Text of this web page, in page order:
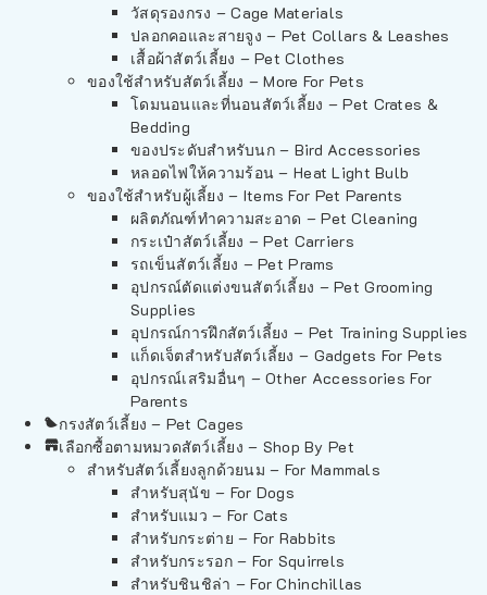
วัสดุรองกรง – Cage Materials
ปลอกคอและสายจูง – Pet Collars & Leashes
เสื้อผ้าสัตว์เลี้ยง – Pet Clothes
ของใช้สำหรับสัตว์เลี้ยง – More For Pets
โดมนอนและที่นอนสัตว์เลี้ยง – Pet Crates &
Bedding
ของประดับสำหรับนก – Bird Accessories
หลอดไฟให้ความร้อน – Heat Light Bulb
ของใช้สำหรับผู้เลี้ยง – Items For Pet Parents
ผลิตภัณฑ์ทำความสะอาด – Pet Cleaning
กระเป๋าสัตว์เลี้ยง – Pet Carriers
รถเข็นสัตว์เลี้ยง – Pet Prams
อุปกรณ์ตัดแต่งขนสัตว์เลี้ยง – Pet Grooming
Supplies
อุปกรณ์การฝึกสัตว์เลี้ยง – Pet Training Supplies
แก็ดเจ็ตสำหรับสัตว์เลี้ยง – Gadgets For Pets
อุปกรณ์เสริมอื่นๆ – Other Accessories For
Parents
กรงสัตว์เลี้ยง – Pet Cages
เลือกซื้อตามหมวดสัตว์เลี้ยง – Shop By Pet
สำหรับสัตว์เลี้ยงลูกด้วยนม – For Mammals
สำหรับสุนัข – For Dogs
สำหรับแมว – For Cats
สำหรับกระต่าย – For Rabbits
สำหรับกระรอก – For Squirrels
สำหรับชินชิล่า – For Chinchillas